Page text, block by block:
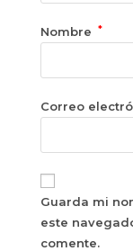
Nombre *
Correo
Guarda mi
este
comente.